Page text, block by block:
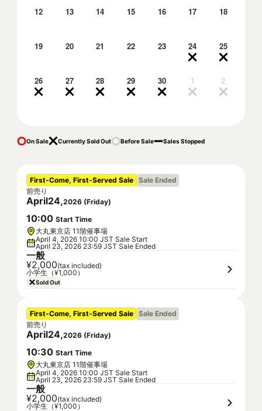
12 13 14 15 16 17 18
19 20 21 22 23 24 25
26 27 28 29 30 1 2
On Sale Currently Sold Out Before Sale Sales Stopped
First-Come, First-Served Sale Sale Ended
前売り
April24,2026 (Friday)
10:00 Start Time
大丸東京店 11階催事場
April 4, 2026 10:00 JST Sale Start
April 23, 2026 23:59 JST Sale Ended
一般
¥2,000(tax included)
小学生（¥1,000）
Sold Out
First-Come, First-Served Sale Sale Ended
前売り
April24,2026 (Friday)
10:30 Start Time
大丸東京店 11階催事場
April 4, 2026 10:00 JST Sale Start
April 23, 2026 23:59 JST Sale Ended
一般
¥2,000(tax included)
小学生（¥1,000）